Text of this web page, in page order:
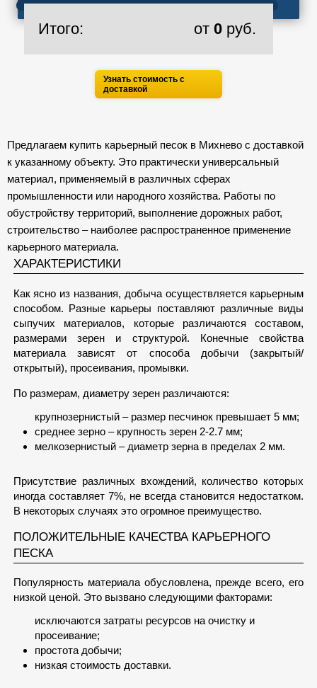
Итого: от 0 руб.
Узнать стоимость с
доставкой
Предлагаем купить карьерный песок в Михнево с доставкой
к указанному объекту. Это практически универсальный
материал, применяемый в различных сферах
промышленности или народного хозяйства. Работы по
обустройству территорий, выполнение дорожных работ,
строительство – наиболее распространенное применение
карьерного материала.
ХАРАКТЕРИСТИКИ
Как ясно из названия, добыча осуществляется карьерным
способом. Разные карьеры поставляют различные виды
сыпучих материалов, которые различаются составом,
размерами зерен и структурой. Конечные свойства
материала зависят от способа добычи (закрытый/
открытый), просеивания, промывки.
По размерам, диаметру зерен различаются:
крупнозернистый – размер песчинок превышает 5 мм;
среднее зерно – крупность зерен 2-2.7 мм;
мелкозернистый – диаметр зерна в пределах 2 мм.
Присутствие различных вхождений, количество которых
иногда составляет 7%, не всегда становится недостатком.
В некоторых случаях это огромное преимущество.
ПОЛОЖИТЕЛЬНЫЕ КАЧЕСТВА КАРЬЕРНОГО
ПЕСКА
Популярность материала обусловлена, прежде всего, его
низкой ценой. Это вызвано следующими факторами:
исключаются затраты ресурсов на очистку и
просеивание;
простота добычи;
низкая стоимость доставки.